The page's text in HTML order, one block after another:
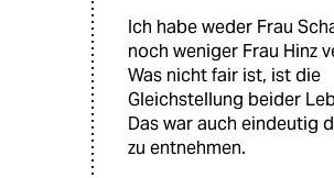
Ich habe weder Frau
noch weniger Frau Hinz
Was nicht fair ist, ist die
Gleichstellung beider
Das war auch eindeutig
zu entnehmen.